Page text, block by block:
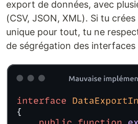
export de données, avec
(CSV, JSON, XML). Si tu
unique pour tout, tu ne
de ségrégation des interfaces